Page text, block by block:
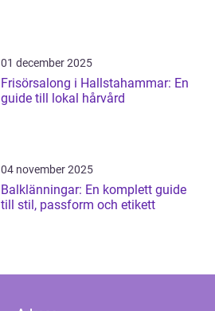
01 december 2025
Frisörsalong i Hallstahammar: En
guide till lokal hårvård
04 november 2025
Balklänningar: En komplett guide
till stil, passform och etikett